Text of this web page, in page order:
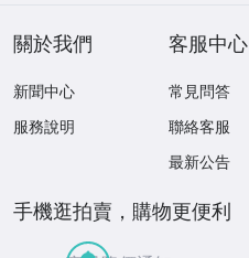
關於我們
新聞中心
服務說明
客服中心
常見問答
聯絡客服
最新公告
手機逛拍賣，購物更便利